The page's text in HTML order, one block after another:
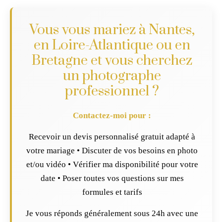
Vous vous mariez à Nantes,
en Loire-Atlantique ou en
Bretagne et vous cherchez
un photographe
professionnel ?
Contactez-moi pour :
Recevoir un devis personnalisé gratuit adapté à
votre mariage • Discuter de vos besoins en photo
et/ou vidéo • Vérifier ma disponibilité pour votre
date • Poser toutes vos questions sur mes
formules et tarifs
Je vous réponds généralement sous 24h avec une